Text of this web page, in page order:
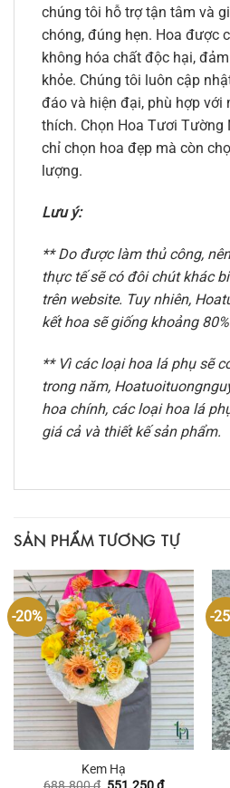
chúng tôi hỗ trợ tận tâm và
chóng, đúng hẹn. Hoa được
không hóa chất độc hại,
khỏe. Chúng tôi luôn cập
đáo và hiện đại, phù hợp với
thích. Chọn Hoa Tươi Tường
chỉ chọn hoa đẹp mà còn
lượng.
Lưu ý:
** Do được làm thủ công,
thực tế sẽ có đôi chút khác
trên website. Tuy nhiên,
kết hoa sẽ giống khoảng
** Vì các loại hoa lá phụ sẽ
trong năm,
hoa chính, các loại hoa lá
giá cả và thiết kế sản phẩm.
SẢN PHẨM TƯƠNG TỰ
-20%
Kem Hạ
Giá
Giá
-